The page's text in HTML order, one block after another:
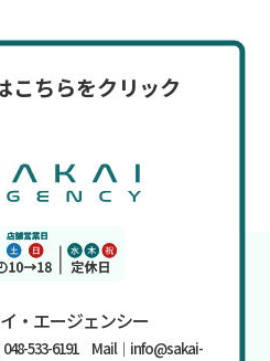
こちらをクリック
・エージェンシー
048-533-6191 Mail｜info@sakai-